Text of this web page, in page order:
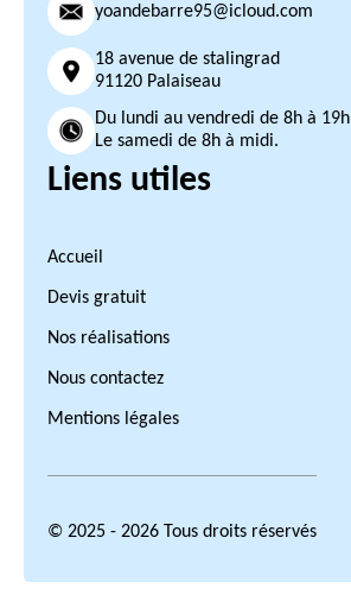
yoandebarre95@icloud.com
18 avenue de stalingrad
91120 Palaiseau
Du lundi au vendredi de 8h à 19h
Le samedi de 8h à midi.
Liens utiles
Accueil
Devis gratuit
Nos réalisations
Nous contactez
Mentions légales
© 2025 - 2026 Tous droits réservés